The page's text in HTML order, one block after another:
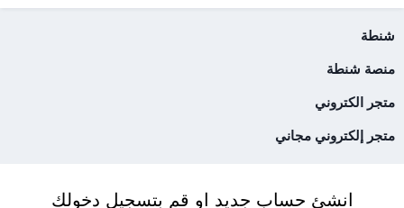
شنطة
منصة شنطة
متجر الكتروني
متجر إلكتروني مجاني
انشئ حساب جديد او قم بتسجيل دخولك